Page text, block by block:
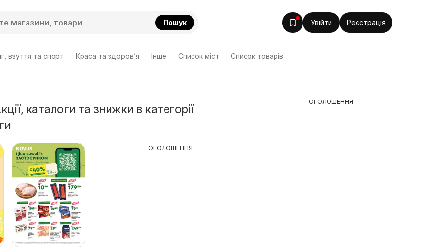
Пошук Увійти Реєстрація
взуття та спорт Краса та здоров’я Інше Cписок міст Список товарів
каталоги та знижки в категорії
ОГОЛОШЕННЯ
ОГОЛОШЕННЯ